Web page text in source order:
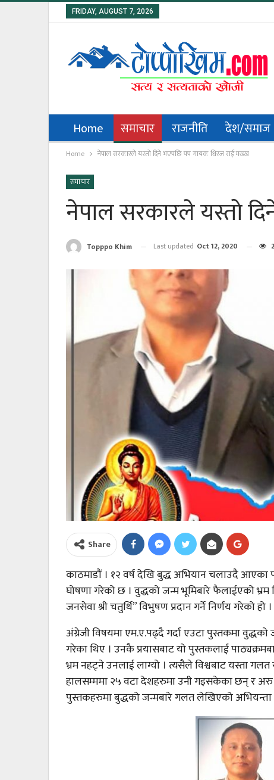
FRIDAY, AUGUST 7, 2026
Home समाचार राजनीति देश/समाज
Home नेपाल सरकारले यस्तो दिने भएपछि पप गायक धिरज राई मख्ख
समाचार
नेपाल सरकारले यस्तो
Topppo Khim Last updated Oct 12, 2020
Share
काठमाडौं । १२ वर्ष देखि बुद्ध अभियान चलाउदै आएका
घोषणा गरेको छ । वुद्धको जन्म भूमिबारे फैलाईएको भ्रम
जनसेवा श्री चतुर्थि” विभुषण प्रदान गर्ने निर्णय गरेको हो ।
अंग्रेजी विषयमा एम.ए.पढ्दै गर्दा एउटा पुस्तकमा
गरेका थिए । उनकै प्रयासबाट यो पुस्तकलाई
भ्रम नहट्ने उनलाई लाग्यो । त्यसैले विश्वबाट यस्ता गलत
हालसम्ममा २५ वटा देशहरुमा उनी गइसकेका छन् र अरु
पुस्तकहरुमा बुद्धको जन्मबारे गलत लेखिएको अभियन्ता